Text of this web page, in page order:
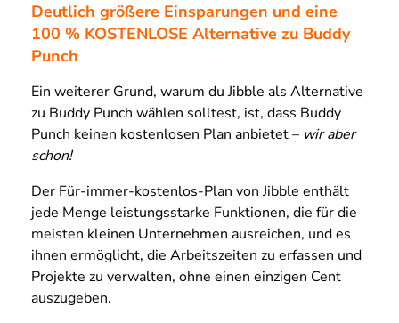
Deutlich größere Einsparungen und eine
100 % KOSTENLOSE Alternative zu Buddy
Punch
Ein weiterer Grund, warum du Jibble als Alternative
zu Buddy Punch wählen solltest, ist, dass Buddy
Punch keinen kostenlosen Plan anbietet – wir aber
schon!
Der Für-immer-kostenlos-Plan von Jibble enthält
jede Menge leistungsstarke Funktionen, die für die
meisten kleinen Unternehmen ausreichen, und es
ihnen ermöglicht, die Arbeitszeiten zu erfassen und
Projekte zu verwalten, ohne einen einzigen Cent
auszugeben.